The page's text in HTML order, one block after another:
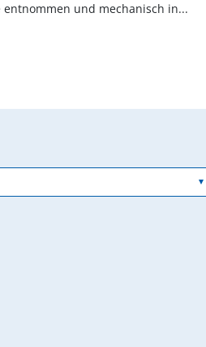
entnommen und mechanisch in...